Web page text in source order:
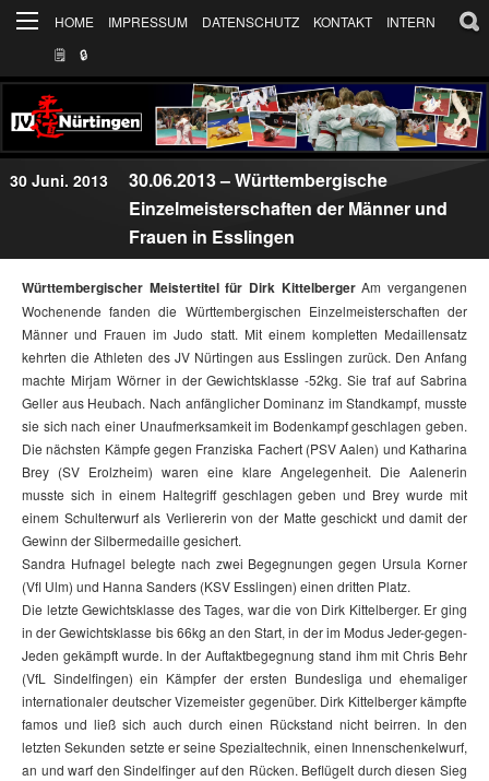
HOME IMPRESSUM DATENSCHUTZ KONTAKT
INTERN
🗒
🔒︎
30 Juni. 2013
30.06.2013 – Württembergische
Einzelmeisterschaften der Männer und
Frauen in Esslingen
Württembergischer Meistertitel für Dirk KittelbergerAm vergangenen
Wochenende fanden die Württembergischen Einzelmeisterschaften der
Männer und Frauen im Judo statt. Mit einem kompletten Medaillensatz
kehrten die Athleten des JV Nürtingen aus Esslingen zurück. Den Anfang
machte Mirjam Wörner in der Gewichtsklasse -52kg. Sie traf auf Sabrina
Geller aus Heubach. Nach anfänglicher Dominanz im Standkampf, musste
sie sich nach einer Unaufmerksamkeit im Bodenkampf geschlagen geben.
Die nächsten Kämpfe gegen Franziska Fachert (PSV Aalen) und Katharina
Brey (SV Erolzheim) waren eine klare Angelegenheit. Die Aalenerin
musste sich in einem Haltegriff geschlagen geben und Brey wurde mit
einem Schulterwurf als Verliererin von der Matte geschickt und damit der
Gewinn der Silbermedaille gesichert.
Sandra Hufnagel belegte nach zwei Begegnungen gegen Ursula Korner
(Vfl Ulm) und Hanna Sanders (KSV Esslingen) einen dritten Platz.
Die letzte Gewichtsklasse des Tages, war die von Dirk Kittelberger. Er ging
in der Gewichtsklasse bis 66kg an den Start, in der im Modus Jeder-gegen-
Jeden gekämpft wurde. In der Auftaktbegegnung stand ihm mit Chris Behr
(VfL Sindelfingen) ein Kämpfer der ersten Bundesliga und ehemaliger
internationaler deutscher Vizemeister gegenüber. Dirk Kittelberger kämpfte
famos und ließ sich auch durch einen Rückstand nicht beirren. In den
letzten Sekunden setzte er seine Spezialtechnik, einen Innenschenkelwurf,
an und warf den Sindelfinger auf den Rücken. Beflügelt durch diesen Sieg